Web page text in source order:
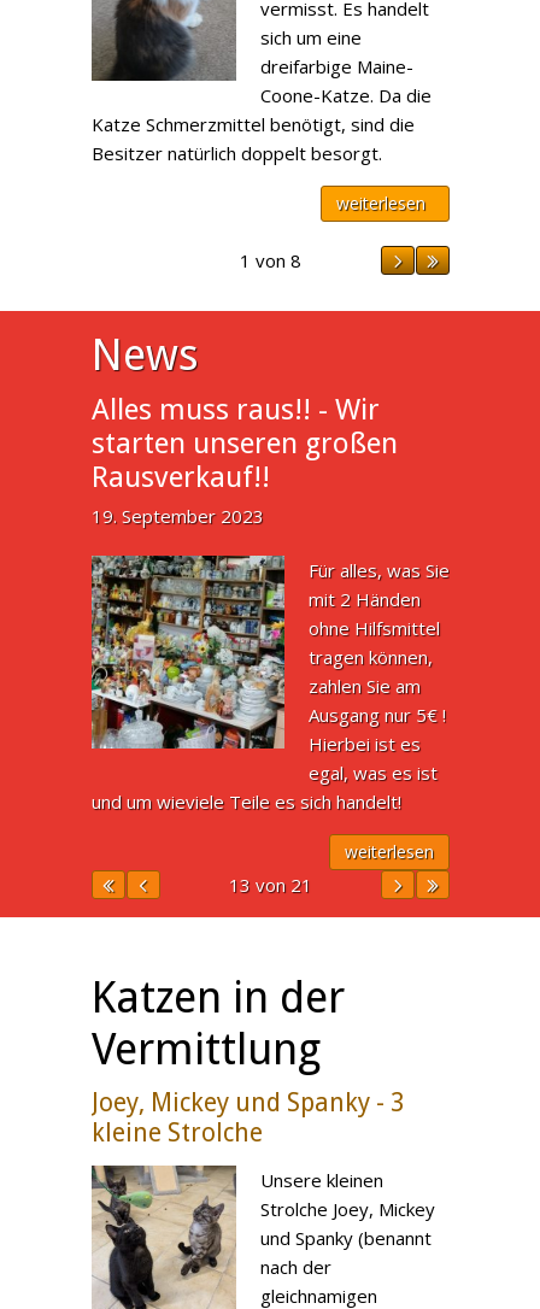
vermisst. Es handelt
sich um eine
dreifarbige Maine-
Coone-Katze. Da die
Katze Schmerzmittel benötigt, sind die
Besitzer natürlich doppelt besorgt.
weiterlesen
1 von 8
News
Alles muss raus!! - Wir
starten unseren großen
Rausverkauf!!
19. September 2023
Für alles, was Sie
mit 2 Händen
ohne Hilfsmittel
tragen können,
zahlen Sie am
Ausgang nur 5€ !
Hierbei ist es
egal, was es ist
und um wieviele Teile es sich handelt!
weiterlesen
13 von 21
Katzen in der
Vermittlung
Joey, Mickey und Spanky - 3
kleine Strolche
Unsere kleinen
Strolche Joey, Mickey
und Spanky (benannt
nach der
gleichnamigen